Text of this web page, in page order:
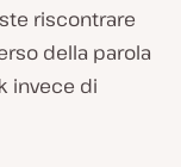
riscontrare
della parola
invece di